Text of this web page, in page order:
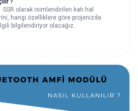
olarak isimlendirilen katı hal
hangi özelliklere göre projenizde
bilgilendiriyor olacağız.